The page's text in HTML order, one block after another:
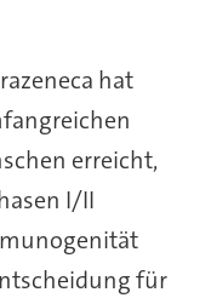
hat
erreicht,
I/II
für